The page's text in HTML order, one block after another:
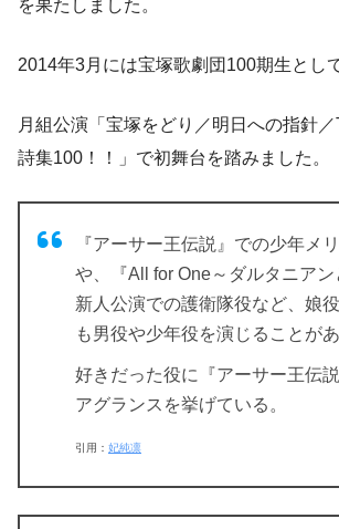
を果たしました 。
2014年3月には宝塚歌劇団100期生とし
月組公演「宝塚をどり／明日への指針
詩集100！！」で初舞台を踏みました。
『アーサー王伝説』での少年メ
や、『All for One～ダルタニアン
新人公演での護衛隊役など、娘
も男役や少年役を演じることがあ
好きだった役に『アーサー王伝
アグランスを挙げている。
引用： 妃純凛